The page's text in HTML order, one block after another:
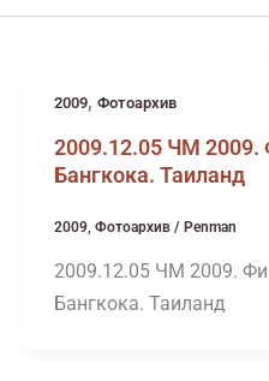
2009, Фотоархив
2009.12.05 ЧМ
Бангкока. Таиланд
2009, Фотоархив/ Penman
2009.12.05 ЧМ 2009.
Бангкока. Таиланд